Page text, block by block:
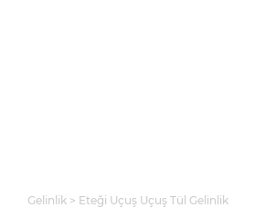
Gelinlik Eteği Uçuş Uçuş Tül Gelinlik